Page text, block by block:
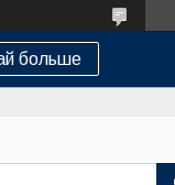
больше